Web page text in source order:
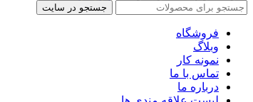
جستجو در سایت
فروشگاه
وبلاگ
نمونه کار
تماس با ما
درباره ما